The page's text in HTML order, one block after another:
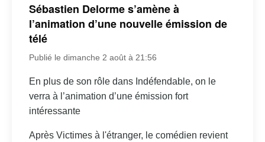
Sébastien Delorme s’amène à
l’animation d’une nouvelle émission de
télé
Publié le dimanche 2 août à 21:56
En plus de son rôle dans Indéfendable, on le
verra à l’animation d’une émission fort
intéressante
Après Victimes à l'étranger, le comédien revient